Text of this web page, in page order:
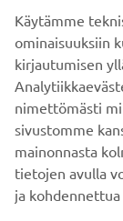
Co., Ltd:n
Aja aina
YRITYS
Käytämme
ominaisuuksiin
kirjautumisen
nimettömästi
sivustomme
mainonnasta
tietojen avulla
ja